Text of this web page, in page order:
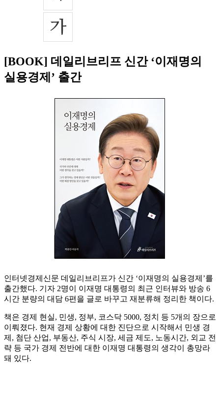
[BOOK] 데일리브리프 신간 ‘이재명의
실용경제’ 출간
인터넷경제신문 데일리브리프가 신간 ‘이재명의 실용경제’를
출간했다. 기자 2명이 이재명 대통령의 최근 인터뷰와 방송 6
시간 분량의 대담 6편을 글로 바꾸고 재분류해 정리한 책이다.
책은 경제 현실, 민생, 정부, 코스닥 5000, 정치 등 5개의 장으로
이뤄졌다. 현재 경제 상황에 대한 진단으로 시작해서 민생 경
제, 첨단 산업, 부동산, 주식 시장, 세금 제도, 노동시간, 외교 전
략 등 국가 경제 전반에 대한 이재명 대통령의 생각이 총망라
돼 있다.